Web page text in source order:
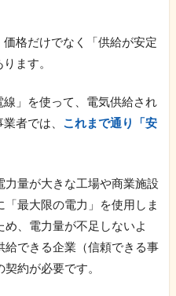
格だけでなく「供給が安定
ます。
」を使って、電気供給され
者では、 これまで通り「安
力量が大きな工場や商業施設
「最大限の電力」を使用しま
め、電力量が不足しないよ
給できる企業（信頼できる事
契約が必要です。